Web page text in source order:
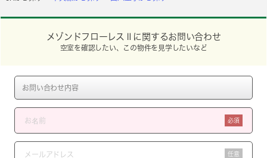
メゾンドフローレスⅡに関するお問い合わせ
空室を確認したい、この物件を見学したいなど
必須
任意